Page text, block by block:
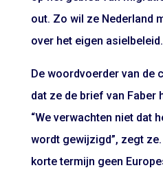
out. Zo wil ze Nederland
over het eigen asielbeleid.
De woordvoerder van de
dat ze de brief van Faber
“We verwachten niet dat
wordt gewijzigd”, zegt
korte termijn geen